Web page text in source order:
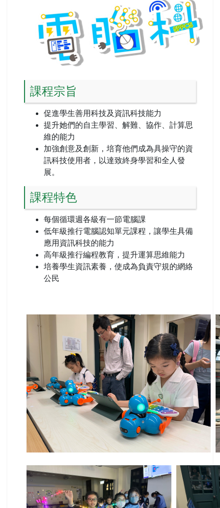
課程宗旨
促進學生善用科技及資訊科技能力
提升她們的自主學習、解難、協作、計算思
維的能力
加強創意及創新，培育他們成為具操守的資
訊科技使用者，以達致終身學習和全人發
展。
課程特色
每個循環週各級有一節電腦課
低年級推行電腦認知單元課程，讓學生具備
應用資訊科技的能力
高年級推行編程教育，提升運算思維能力
培養學生資訊素養，使成為負責守規的網絡
公民